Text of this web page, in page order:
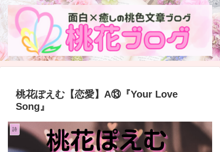
桃花ぽえむ【恋愛】A⑬『Your Love
Song』
詩